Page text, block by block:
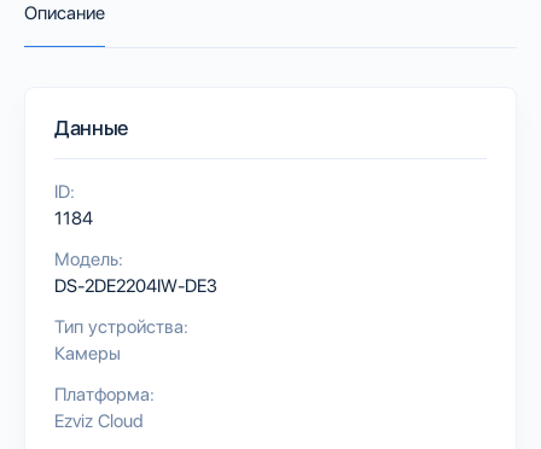
Описание
Данные
ID:
1184
Модель:
DS-2DE2204IW-DE3
Тип устройства:
Камеры
Платформа:
Ezviz Cloud